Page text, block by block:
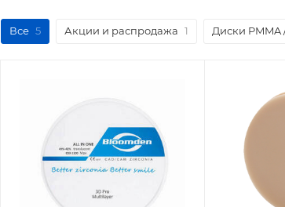
Все 5 Акции и распродажа 1 Диски PMMA